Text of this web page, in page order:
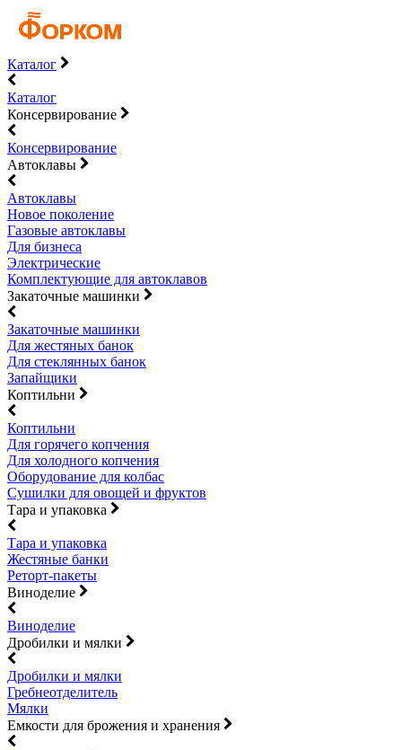
Каталог
Каталог
Консервирование
Консервирование
Автоклавы
Автоклавы
Новое поколение
Газовые автоклавы
Для бизнеса
Электрические
Комплектующие для автоклавов
Закаточные машинки
Закаточные машинки
Для жестяных банок
Для стеклянных банок
Запайщики
Коптильни
Коптильни
Для горячего копчения
Для холодного копчения
Оборудование для колбас
Сушилки для овощей и фруктов
Тара и упаковка
Тара и упаковка
Жестяные банки
Реторт-пакеты
Виноделие
Виноделие
Дробилки и мялки
Дробилки и мялки
Гребнеотделитель
Мялки
Емкости для брожения и хранения